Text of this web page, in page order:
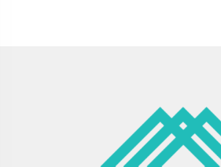
چسبندگی در هر دو سطح برای اتصال دو
اولیه مرغوب برای چسبندگی ماندگار.